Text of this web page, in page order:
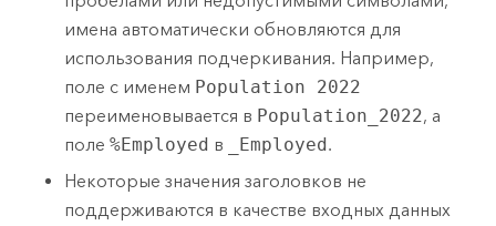
имена автоматически обновляются для
использования подчеркивания. Например,
поле с именем Population 2022
переименовывается в Population_2022, а
поле%Employed в _Employed .
Некоторые значения заголовков не
поддерживаются в качестве входных данных